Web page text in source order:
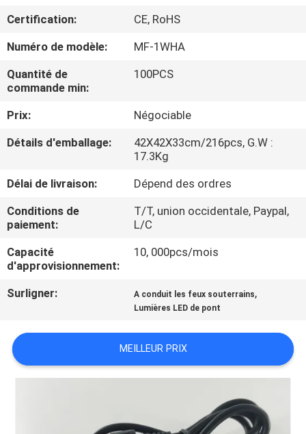
NOUS
VISITE
D'USINE
CONTRÔLE
QUALITÉ
CONTACTEZ-
NOUS
DEMANDEZ
CITATION
Certification:
CE, RoHS
Numéro de modèle:
MF-1WHA
Quantité de
commande min:
100PCS
Prix:
Négociable
Détails d'emballage:
42X42X33cm/216pcs, G.W :
17.3Kg
Délai de livraison:
Dépend des ordres
Conditions de
paiement:
T/T, union occidentale, Paypal,
L/C
Capacité
d'approvisionnement:
10, 000pcs/mois
Surligner: A conduit les feux souterrains,
Lumières LED de pont
MEILLEUR PRIX